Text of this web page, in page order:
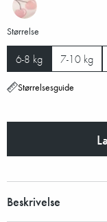
Størrelse
6-8 kg 7-10 kg
Størrelsesguide
Beskrivelse